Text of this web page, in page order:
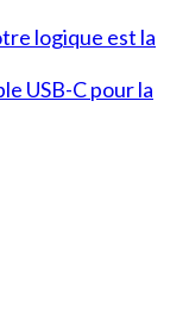
logique est la
USB-C pour la